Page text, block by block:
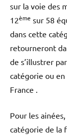
sur la voie des
12ème sur 58
dans cette
retourneront
de s’illustrer
catégorie ou
France .
Pour les
catégorie de la